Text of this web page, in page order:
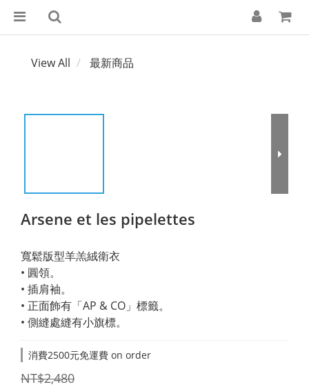
View All 最新商品
Arsene et les pipelettes
寬鬆版型羊羔絨衛衣
• 圓領。
• 插肩袖。
• 正面飾有「AP & CO」標籤。
• 側縫處縫有小旗標。
消費2500元免運費 on order
NT$2,480